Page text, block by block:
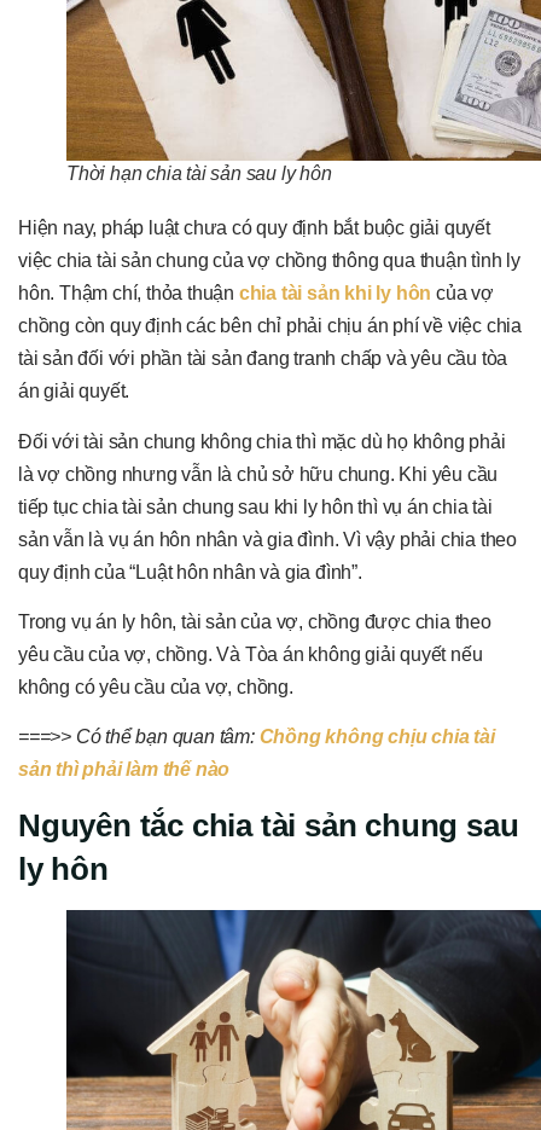
Thời hạn chia tài sản sau ly hôn
Hiện nay, pháp luật chưa có quy định bắt buộc giải quyết
việc chia tài sản chung của vợ chồng thông qua thuận tình ly
hôn. Thậm chí, thỏa thuận chia tài sản khi ly hôn của vợ
chồng còn quy định các bên chỉ phải chịu án phí về việc chia
tài sản đối với phần tài sản đang tranh chấp và yêu cầu tòa
án giải quyết.
Đối với tài sản chung không chia thì mặc dù họ không phải
là vợ chồng nhưng vẫn là chủ sở hữu chung. Khi yêu cầu
tiếp tục chia tài sản chung sau khi ly hôn thì vụ án chia tài
sản vẫn là vụ án hôn nhân và gia đình. Vì vậy phải chia theo
quy định của “Luật hôn nhân và gia đình”.
Trong vụ án ly hôn, tài sản của vợ, chồng được chia theo
yêu cầu của vợ, chồng. Và Tòa án không giải quyết nếu
không có yêu cầu của vợ, chồng.
===>> Có thể bạn quan tâm: Chồng không chịu chia tài
sản thì phải làm thế nào
Nguyên tắc chia tài sản chung sau
ly hôn